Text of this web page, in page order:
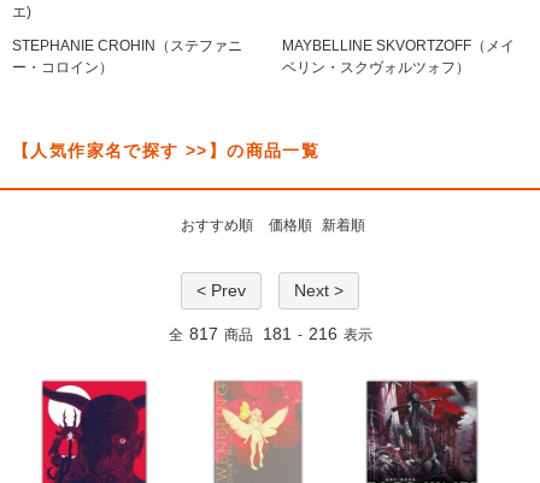
エ)
STEPHANIE CROHIN（ステファニ
ー・コロイン）
MAYBELLINE SKVORTZOFF（メイ
ベリン・スクヴォルツォフ）
【人気作家名で探す >>】の商品一覧
おすすめ順 価格順 新着順
< Prev Next >
全 817 商品 181 - 216 表示